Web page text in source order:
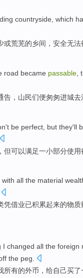
countryside , which
或荒芜的乡间 ， 安全无法
road became passable
告， 山民们便匆匆进城去
be perfect but they'll
， 但可以满足一小部分使用
with all the material
凭借业已积累起来的物质
I changed all the foreign
the peg.
所有的外币 ，给自己买了